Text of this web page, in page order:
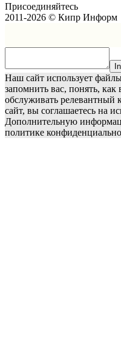
Присоединяйтесь
2011-2026 © Кипр Информ
Наш сайт использует
запомнить вас, понять,
обслуживать релевантный
сайт, вы соглашаетесь на
Дополнительную
политике